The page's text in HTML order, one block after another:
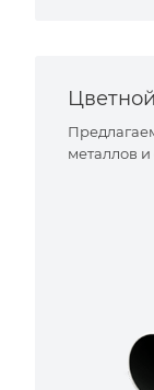
металлов